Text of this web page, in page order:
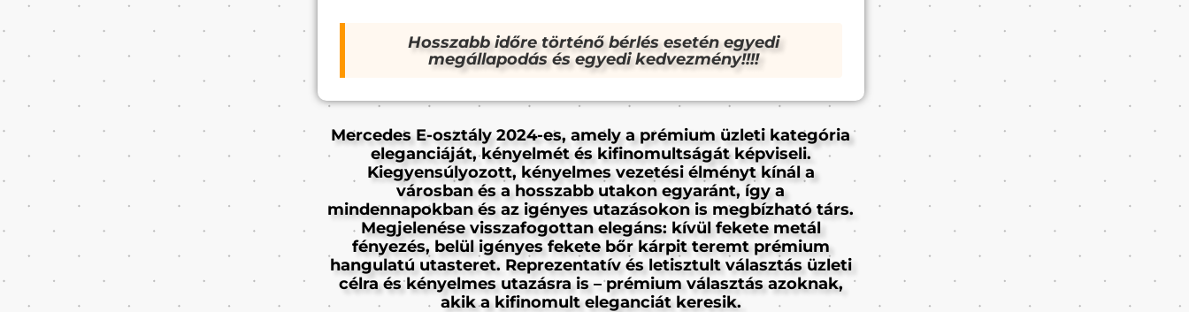
Hosszabb időre történő bérlés esetén egyedi
megállapodás és egyedi kedvezmény!!!!
Mercedes E-osztály 2024-es, amely a prémium üzleti kategória
eleganciáját, kényelmét és kifinomultságát képviseli.
Kiegyensúlyozott, kényelmes vezetési élményt kínál a
városban és a hosszabb utakon egyaránt, így a
mindennapokban és az igényes utazásokon is megbízható társ.
Megjelenése visszafogottan elegáns: kívül fekete metál
fényezés, belül igényes fekete bőr kárpit teremt prémium
hangulatú utasteret. Reprezentatív és letisztult választás üzleti
célra és kényelmes utazásra is – prémium választás azoknak,
akik a kifinomult eleganciát keresik.